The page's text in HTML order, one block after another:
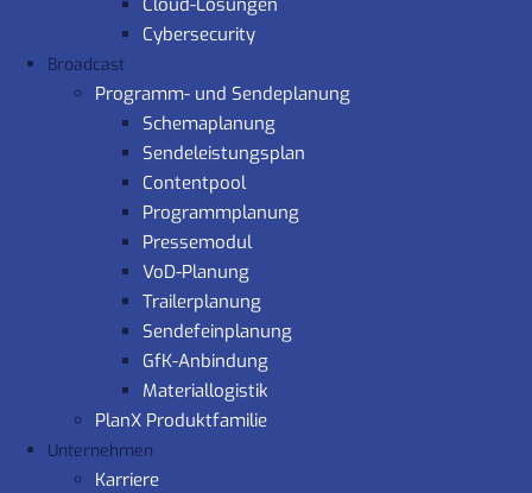
Cloud-Lösungen
Cybersecurity
Broadcast
Programm- und Sendeplanung
Schemaplanung
Sendeleistungsplan
Contentpool
Programmplanung
Pressemodul
VoD-Planung
Trailerplanung
Sendefeinplanung
GfK-Anbindung
Materiallogistik
PlanX Produktfamilie
Unternehmen
Karriere